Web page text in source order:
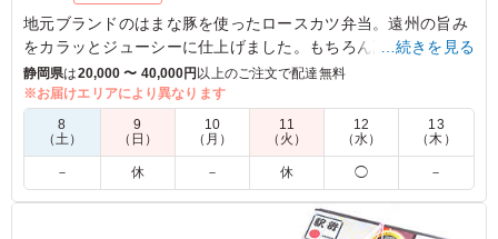
地元ブランドのはまな豚を使ったロースカツ弁当。遠州の旨み
をカラッとジューシーに仕上げました。もちろん副菜も１つ１
つ手作り。
4.0 株式会社クリックス
前回もオーダーしたのですが、今回はソースと辛子が別添
えできました。おかげさまで自分好みに調整しながらいた
だくことができ嬉しい限りです。やはり冷めてしまっても
ロースカツとご飯の組み合わせは相性抜群です。
…続きを見る
静岡県は20,000 〜 40,000円以上のご注文で配達無料
※お届けエリアにより異なります
8
（土）
9
（日）
10
（月）
11
（火）
12
（水）
13
（木）
－ 休 － 休 ◯ －